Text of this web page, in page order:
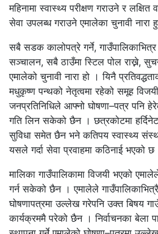
महिनामा स्वास्थ्य परीक्षण गराउने र लक्षित
सेवा उपलब्ध गराउने एमालेका चुनावी नारा
सबै सडक कालोपत्रे गर्ने, गाउँपालिकाभित्र
सञ्चालन, सबै ठाउँमा स्टिल पोल राख्ने,
एमालेको चुनावी नारा हो । यिनै
मधुकृष्ण पन्थको नेतृत्वमा रहेको समूह
जनप्रतिनिधिले आफ्नो घोषणा–पत्र पनि
गति लिन सकेको छैन । छत्रकोटमा
सुविधा समेत छैन भने कतिपय स्वास्थ्य
यसले गर्दा सेवा प्रवाहमा कठिनाई भएको छ
मालिका गाउँपालिकामा विजयी भएको
गर्न सकेको छैन । एमालेले
घोषणापत्रमा उल्लेख गरेपनि उक्त बिषय
कार्यक्रममै परेको छैन । निर्वाचनका बेला